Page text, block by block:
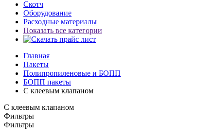
Скотч
Оборудование
Расходные материалы
Показать все категории
Главная
Пакеты
Полипропиленовые и БОПП
БОПП пакеты
С клеевым клапаном
С клеевым клапаном
Фильтры
Фильтры